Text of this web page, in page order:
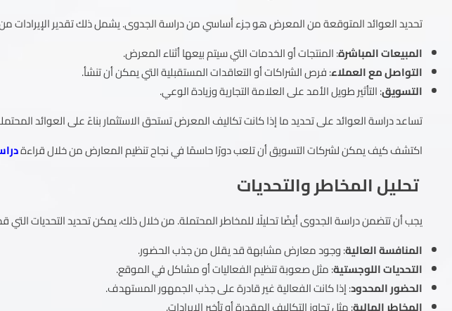
تحديد العوائد المتوقعة من المعرض هو جزء أساسي من دراسة الجدوى. يشمل ذلك تقدير الإيرادات
المبيعات المباشرة: المنتجات أو الخدمات التي سيتم بيعها أثناء المعرض.
التواصل مع العملاء: فرص الشراكات أو التعاقدات المستقبلية التي يمكن أن تنشأ.
التسويق: التأثير طويل الأمد على العلامة التجارية وزيادة الوعي.
تساعد دراسة العوائد على تحديد ما إذا كانت تكاليف المعرض تستحق الاستثمار بناءً على العوائد
اكتشف كيف يمكن لشركات التسويق أن تلعب دورًا حاسمًا في نجاح تنظيم المعارض من خلال قراءة
تحليل المخاطر والتحديات
يجب أن تتضمن دراسة الجدوى أيضًا تحليلًا للمخاطر المحتملة. من خلال ذلك، يمكن تحديد التحديات التي
المنافسة العالية: وجود معارض مشابهة قد يقلل من جذب الحضور.
التحديات اللوجستية: مثل صعوبة تنظيم الفعاليات أو مشاكل في الموقع.
الحضور المحدود: إذا كانت الفعالية غير قادرة على جذب الجمهور المستهدف.